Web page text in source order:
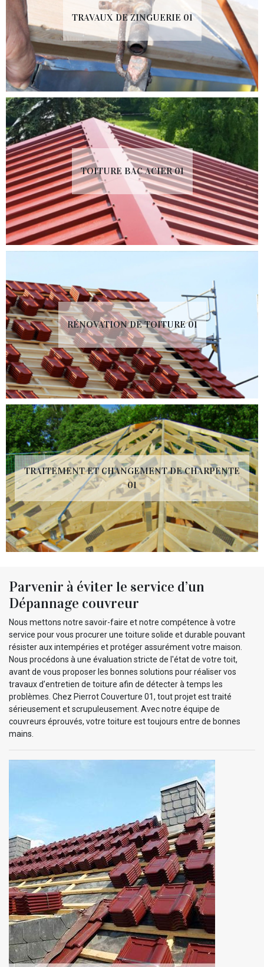
TRAVAUX DE ZINGUERIE 01
TOITURE BAC ACIER 01
RÉNOVATION DE TOITURE 01
TRAITEMENT ET CHANGEMENT DE CHARPENTE
01
Parvenir à éviter le service d’un
Dépannage couvreur
Nous mettons notre savoir-faire et notre compétence à votre
service pour vous procurer une toiture solide et durable pouvant
résister aux intempéries et protéger assurément votre maison.
Nous procédons à une évaluation stricte de l'état de votre toit,
avant de vous proposer les bonnes solutions pour réaliser vos
travaux d’entretien de toiture afin de détecter à temps les
problèmes. Chez Pierrot Couverture 01, tout projet est traité
sérieusement et scrupuleusement. Avec notre équipe de
couvreurs éprouvés, votre toiture est toujours entre de bonnes
mains.